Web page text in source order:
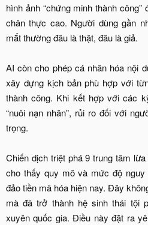
hình ảnh “chứng minh thành
chân thực cao. Người dùng gần
mắt thường đâu là thật, đâu là giả.
AI còn cho phép cá nhân hóa nội
xây dựng kịch bản phù hợp với
thành công. Khi kết hợp với các
“nuôi nạn nhân”, rủi ro đối với
trọng.
Chiến dịch triệt phá 9 trung tâm
cho thấy quy mô và mức độ
đảo tiền mã hóa hiện nay. Đây
mà đã trở thành hệ sinh thái tội
xuyên quốc gia. Điều này đặt ra